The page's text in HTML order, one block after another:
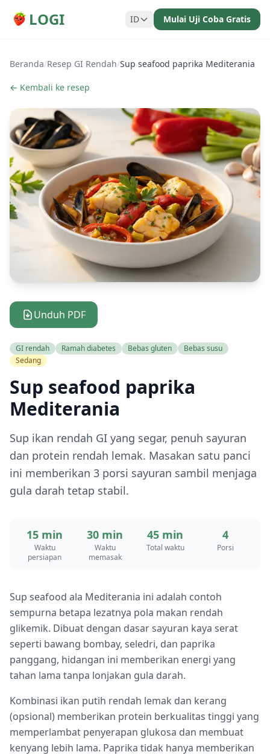
LOGI ID Mulai Uji Coba Gratis
Beranda/Resep GI Rendah/Sup seafood paprika Mediterania
← Kembali ke resep
Unduh PDF
GI rendah Ramah diabetes Bebas gluten
Bebas susu
Sedang
Sup seafood paprika
Mediterania
Sup ikan rendah GI yang segar, penuh sayuran
dan protein rendah lemak. Masakan satu panci
ini memberikan 3 porsi sayuran sambil menjaga
gula darah tetap stabil.
15 min
Waktu
persiapan
30 min
Waktu
memasak
45 min
Total waktu
4
Porsi
Sup seafood ala Mediterania ini adalah contoh
sempurna betapa lezatnya pola makan rendah
glikemik. Dibuat dengan dasar sayuran kaya serat
seperti bawang bombay, seledri, dan paprika
panggang, hidangan ini memberikan energi yang
tahan lama tanpa lonjakan gula darah.
Kombinasi ikan putih rendah lemak dan kerang
(opsional) memberikan protein berkualitas tinggi yang
memperlambat penyerapan glukosa dan membuat
kenyang lebih lama. Paprika tidak hanya memberikan